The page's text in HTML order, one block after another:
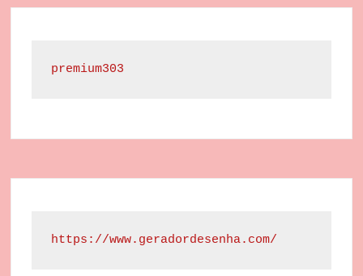
premium303
https://www.geradordesenha.com/